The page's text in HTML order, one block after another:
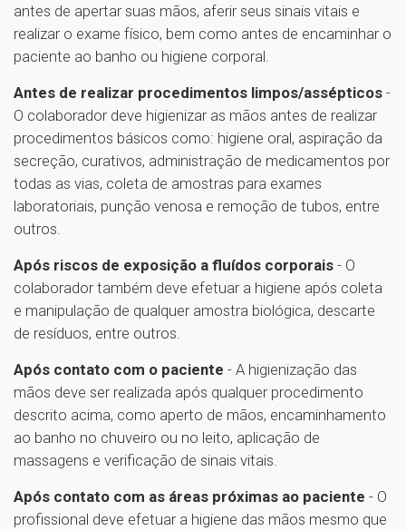
antes de apertar suas mãos, aferir seus sinais vitais e
realizar o exame físico, bem como antes de encaminhar o
paciente ao banho ou higiene corporal.
Antes de realizar procedimentos limpos/assépticos -
O colaborador deve higienizar as mãos antes de realizar
procedimentos básicos como: higiene oral, aspiração da
secreção, curativos, administração de medicamentos por
todas as vias, coleta de amostras para exames
laboratoriais, punção venosa e remoção de tubos, entre
outros.
Após riscos de exposição a fluídos corporais - O
colaborador também deve efetuar a higiene após coleta
e manipulação de qualquer amostra biológica, descarte
de resíduos, entre outros.
Após contato com o paciente - A higienização das
mãos deve ser realizada após qualquer procedimento
descrito acima, como aperto de mãos, encaminhamento
ao banho no chuveiro ou no leito, aplicação de
massagens e verificação de sinais vitais.
Após contato com as áreas próximas ao paciente - O
profissional deve efetuar a higiene das mãos mesmo que